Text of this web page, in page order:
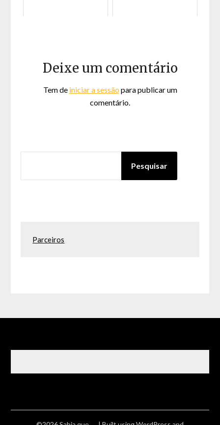
Deixe um comentário
Tem de iniciar a sessão para publicar um
comentário.
Pesquisar
Parceiros